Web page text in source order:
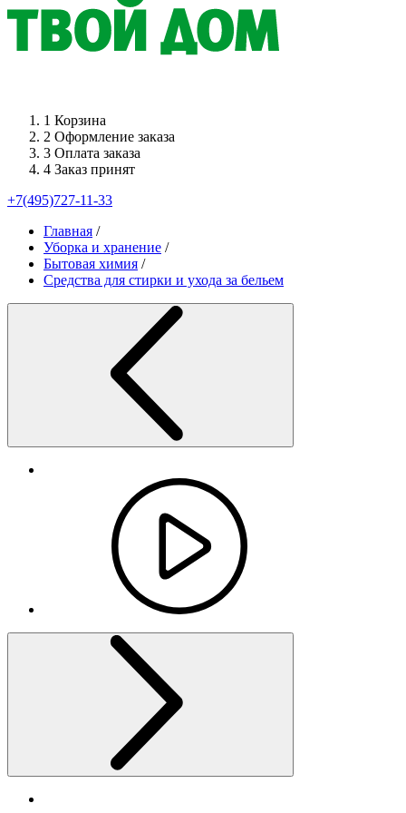
1 Корзина
2 Оформление заказа
3 Оплата заказа
4 Заказ принят
+7(495)727-11-33
Главная /
Уборка и хранение /
Бытовая химия /
Средства для стирки и ухода за бельем